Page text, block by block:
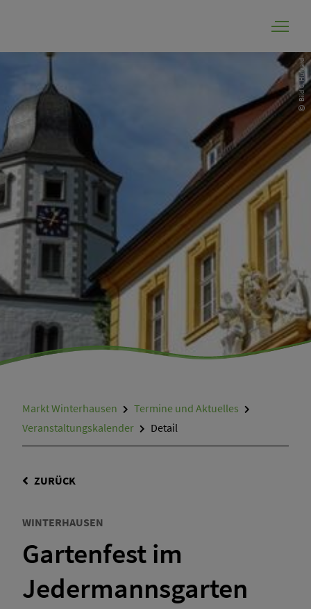
Bild C. Hufgard
Markt Winterhausen
Termine und Aktuelles
Veranstaltungskalender
Detail
ZURÜCK
WINTERHAUSEN
Gartenfest im
Jedermannsgarten